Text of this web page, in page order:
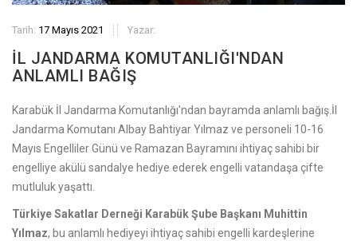
Tarih: 17 Mayıs 2021 Yazar:
İL JANDARMA KOMUTANLIĞI'NDAN
ANLAMLI BAĞIŞ
Karabük İl Jandarma Komutanlığı'ndan bayramda anlamlı bağış.İl
Jandarma Komutanı Albay Bahtiyar Yılmaz ve personeli 10-16
Mayıs Engelliler Günü ve Ramazan Bayramını ihtiyaç sahibi bir
engelliye akülü sandalye hediye ederek engelli vatandaşa çifte
mutluluk yaşattı.
Türkiye Sakatlar Derneği Karabük Şube Başkanı Muhittin
Yılmaz, bu anlamlı hediyeyi ihtiyaç sahibi engelli kardeşlerine